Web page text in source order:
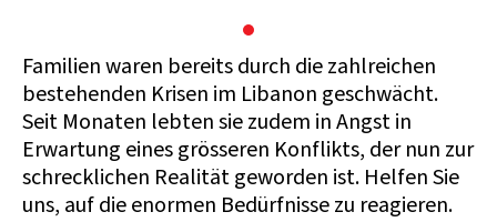
Familien waren bereits durch die zahlreichen
bestehenden Krisen im Libanon geschwächt.
Seit Monaten lebten sie zudem in Angst in
Erwartung eines grösseren Konflikts, der nun zur
schrecklichen Realität geworden ist. Helfen Sie
uns, auf die enormen Bedürfnisse zu reagieren.